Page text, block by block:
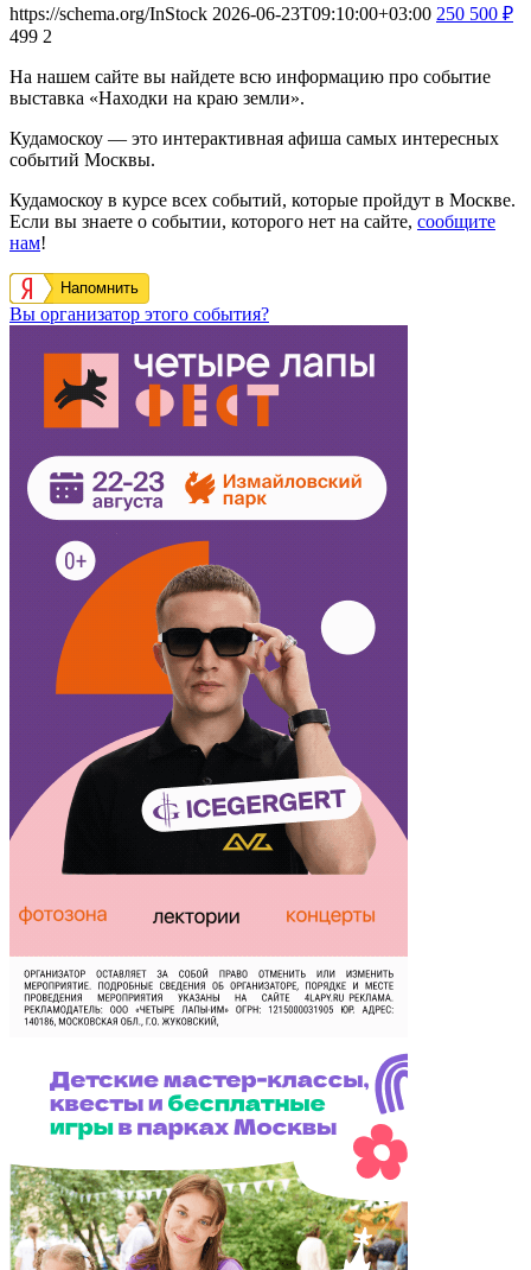
https://schema.org/InStock 2026-06-23T09:10:00+03:00 250 500 ₽
499 2
На нашем сайте вы найдете всю информацию про событие
выставка «Находки на краю земли».
Кудамоскоу — это интерактивная афиша самых интересных
событий Москвы.
Кудамоскоу в курсе всех событий, которые пройдут в Москве.
Если вы знаете о событии, которого нет на сайте, сообщите
нам!
Напомнить
Вы организатор этого события?